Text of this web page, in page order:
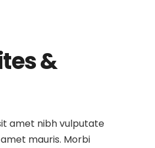
&
amet nibh vulputate
mauris. Morbi